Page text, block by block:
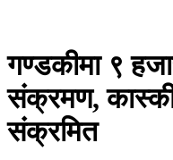
गण्डकीमा ९
संक्रमण,
संक्रमित